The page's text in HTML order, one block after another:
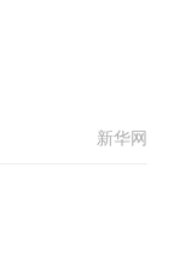
新华网